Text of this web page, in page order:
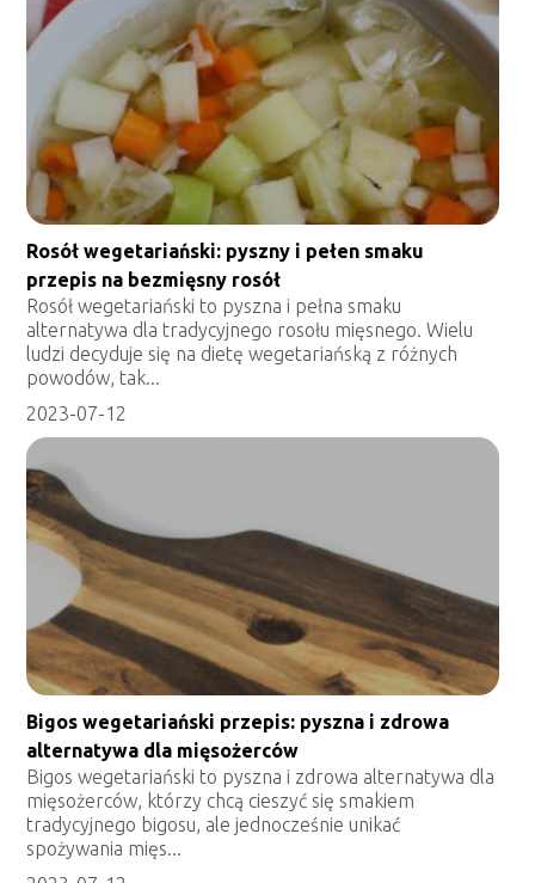
Rosół wegetariański: pyszny i pełen smaku
przepis na bezmięsny rosół
Rosół wegetariański to pyszna i pełna smaku
alternatywa dla tradycyjnego rosołu mięsnego. Wielu
ludzi decyduje się na dietę wegetariańską z różnych
powodów, tak...
2023-07-12
Bigos wegetariański przepis: pyszna i zdrowa
alternatywa dla mięsożerców
Bigos wegetariański to pyszna i zdrowa alternatywa dla
mięsożerców, którzy chcą cieszyć się smakiem
tradycyjnego bigosu, ale jednocześnie unikać
spożywania mięs...